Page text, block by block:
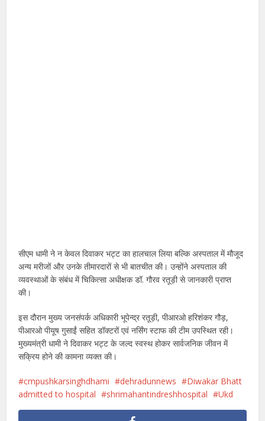
सीएम धामी ने न केवल दिवाकर भट्ट का हालचाल लिया बल्कि अस्पताल में मौजूद
अन्य मरीजों और उनके तीमारदारों से भी बातचीत की। उन्होंने अस्पताल की
व्यवस्थाओं के संबंध में चिकित्सा अधीक्षक डॉ. गौरव रतूड़ी से जानकारी प्राप्त
की।
इस दौरान मुख्य जनसंपर्क अधिकारी भूपेन्द्र रतूड़ी, पीआरओ हरिशंकर गौड़,
पीआरओ पीयूष गुसाईं सहित डॉक्टरों एवं नर्सिंग स्टाफ की टीम उपस्थित रही।
मुख्यमंत्री धामी ने दिवाकर भट्ट के जल्द स्वस्थ होकर सार्वजनिक जीवन में
सक्रिय होने की कामना व्यक्त की।
cmpushkarsinghdhami dehradunnews
Diwakar Bhatt
admitted to hospital
shrimahantindreshhospital Ukd